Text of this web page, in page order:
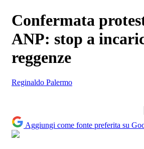
Confermata
ANP: stop a
reggenze
Reginaldo Palermo
Aggiungi come fonte preferita su